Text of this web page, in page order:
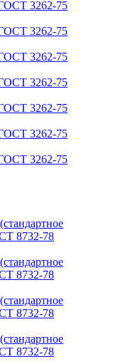
3262-75
3262-75
3262-75
3262-75
3262-75
3262-75
3262-75
8732-78
8732-78
8732-78
8732-78